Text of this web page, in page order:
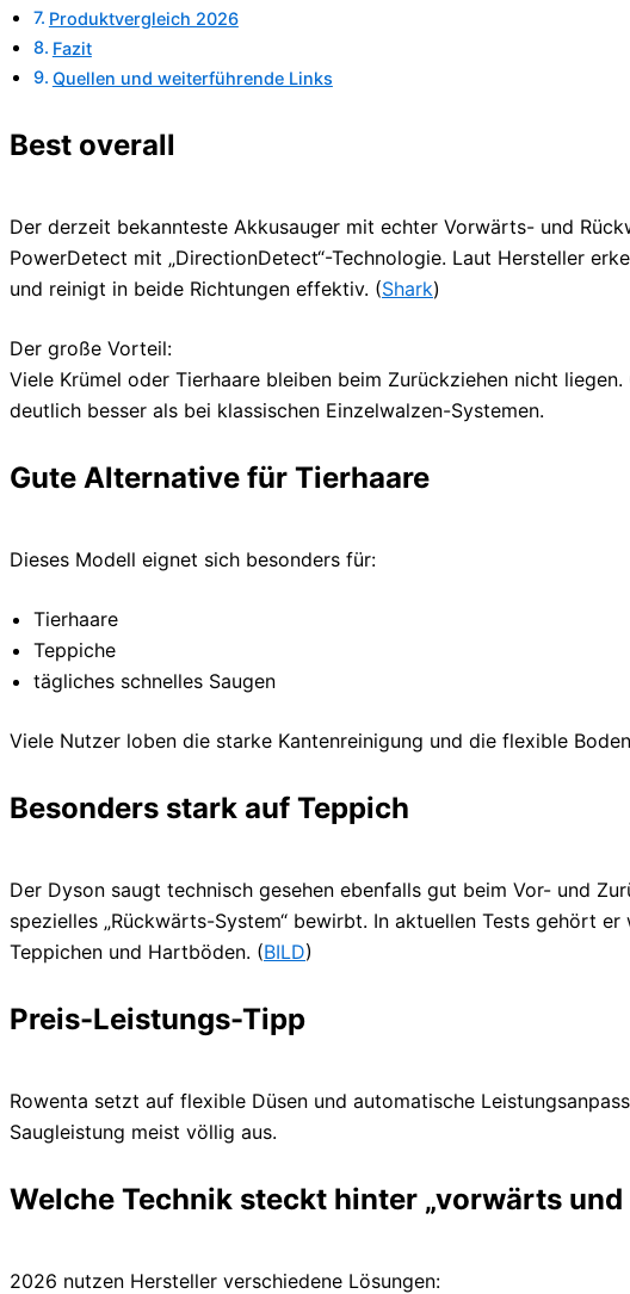
Produktvergleich 2026
Fazit
Quellen und weiterführende Links
Best overall
Der derzeit bekannteste Akkusauger mit echter Vorwärts- und
PowerDetect mit „DirectionDetect“-Technologie. Laut Hersteller
und reinigt in beide Richtungen effektiv. (Shark)
Der große Vorteil:
Viele Krümel oder Tierhaare bleiben beim Zurückziehen nicht
deutlich besser als bei klassischen Einzelwalzen-Systemen.
Gute Alternative für Tierhaare
Dieses Modell eignet sich besonders für:
Tierhaare
Teppiche
tägliches schnelles Saugen
Viele Nutzer loben die starke Kantenreinigung und die flexible
Besonders stark auf Teppich
Der Dyson saugt technisch gesehen ebenfalls gut beim Vor- und
spezielles „Rückwärts-System“ bewirbt. In aktuellen Tests gehört
Teppichen und Hartböden. (BILD)
Preis-Leistungs-Tipp
Rowenta setzt auf flexible Düsen und automatische
Saugleistung meist völlig aus.
Welche Technik steckt hinter „vorwärts
2026 nutzen Hersteller verschiedene Lösungen: